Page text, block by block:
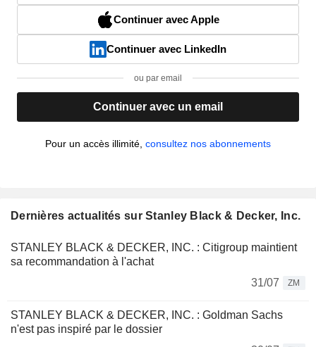
Continuer avec Apple
Continuer avec LinkedIn
ou par email
Continuer avec un email
Pour un accès illimité, consultez nos abonnements
Dernières actualités sur Stanley Black & Decker, Inc.
STANLEY BLACK & DECKER, INC. : Citigroup maintient
sa recommandation à l'achat
31/07
ZM
STANLEY BLACK & DECKER, INC. : Goldman Sachs
n'est pas inspiré par le dossier